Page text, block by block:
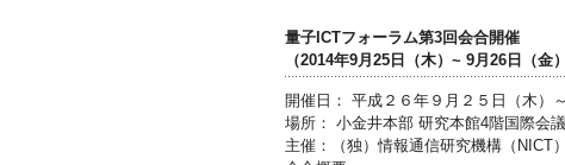
量子ICTフォーラム第3回会合開催
（2014年9月25日（木）~ 9月26日（金
開催日： 平成２６年９月２５日（木）
場所： 小金井本部 研究本館4階国際会
主催：（独）情報通信研究機構（NICT）